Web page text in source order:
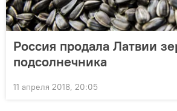
Россия продала Латвии
подсолнечника
11 апреля 2018, 20:05